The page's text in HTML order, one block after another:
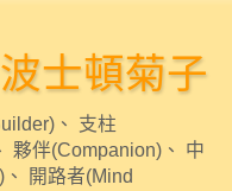
士頓菊子
、 支柱
夥伴(Companion)、 中
開路者(Mind